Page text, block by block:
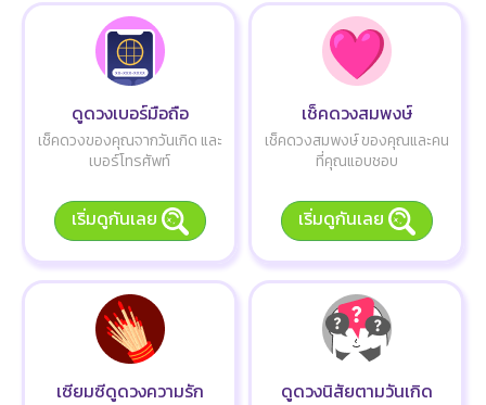
ดูดวงเบอร์มือถือ
เช็คดวงของคุณจากวันเกิด และ
เบอร์โทรศัพท์
เริ่มดูกันเลย
เช็คดวงสมพงษ์
เช็คดวงสมพงษ์ ของคุณและคน
ที่คุณแอบชอบ
เริ่มดูกันเลย
เซียมซีดูดวงความรัก ดูดวงนิสัยตามวันเกิด